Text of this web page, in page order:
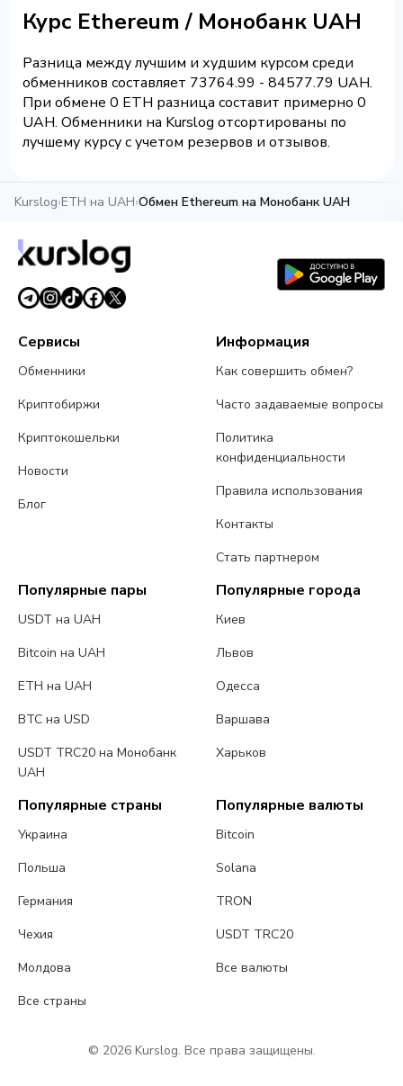
Курс Ethereum / Монобанк UAH
Разница между лучшим и худшим курсом среди
обменников составляет 73764.99 - 84577.79 UAH.
При обмене 0 ETH разница составит примерно 0
UAH. Обменники на Kurslog отсортированы по
лучшему курсу с учетом резервов и отзывов.
Kurslog›ETH на UAH›Обмен Ethereum на Монобанк UAH
Сервисы
Обменники
Криптобиржи
Криптокошельки
Новости
Блог
Информация
Как совершить обмен?
Часто задаваемые вопросы
Политика
конфиденциальности
Правила использования
Контакты
Стать партнером
Популярные пары
USDT на UAH
Bitcoin на UAH
ETH на UAH
BTC на USD
USDT TRC20 на Монобанк
UAH
Популярные города
Киев
Львов
Одесса
Варшава
Харьков
Популярные страны
Украина
Польша
Германия
Чехия
Молдова
Все страны
Популярные валюты
Bitcoin
Solana
TRON
USDT TRC20
Все валюты
© 2026 Kurslog. Все права защищены.